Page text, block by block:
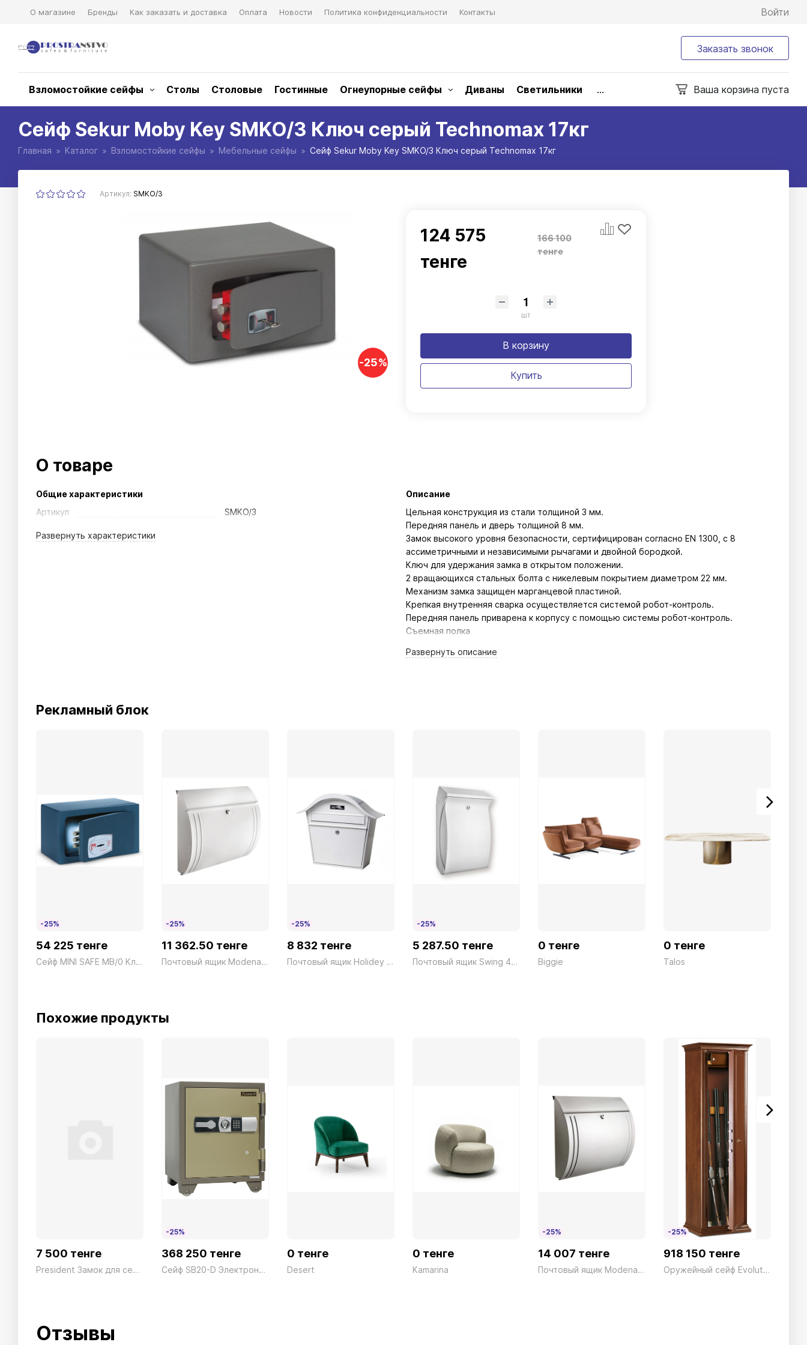
О магазине Бренды Как заказать и доставка Оплата Новости Политика конфиденциальности Контакты Войти
Заказать звонок
Взломостойкие сейфы Столы Столовые Гостинные Огнеупорные сейфы Диваны Светильники ... Ваша корзина пуста
Сейф Sekur Moby Key SMKO/3 Ключ серый Technomax 17кг
Главная Каталог Взломостойкие сейфы Мебельные сейфы Сейф Sekur Moby Key SMKO/3 Ключ серый Technomax 17кг
Артикул: SMKO/3
-25%
124 575
тенге
166 100
тенге
шт
В корзину
Купить
О товаре
Общие характеристики
Артикул
SMKO/3
Развернуть характеристики
Описание
Цельная конструкция из стали толщиной 3 мм.
Передняя панель и дверь толщиной 8 мм.
Замок высокого уровня безопасности, сертифицирован согласно EN 1300, с 8
ассиметричными и независимыми рычагами и двойной бородкой.
Ключ для удержания замка в открытом положении.
2 вращающихся стальных болта с никелевым покрытием диаметром 22 мм.
Механизм замка защищен марганцевой пластиной.
Крепкая внутренняя сварка осуществляется системой робот-контроль.
Передняя панель приварена к корпусу с помощью системы робот-контроль.
Съемная полка
Предусмотрены специальные крепежные болты.
ширина(мм) - 340
глубина(мм) - 240
Развернуть описание
Рекламный блок
-25%
54 225 тенге
Сейф MINI SAFE MB/0 Ключ синий Technomax 4кг
-25%
11 362.50 тенге
Почтовый ящик Modena 857 W
-25%
8 832 тенге
Почтовый ящик Holidey 5842 W
-25%
5 287.50 тенге
Почтовый ящик Swing 4905 W
0 тенге
Biggie
0 тенге
Talos
Похожие продукты
7 500 тенге
President Замок для сейфа серии SS
-25%
368 250 тенге
Сейф SB20-D Электронный President ш530*г522*в675 110кг
0 тенге
Desert
0 тенге
Kamarina
-25%
14 007 тенге
Почтовый ящик Modena 3857 NI
-25%
918 150 тенге
Оружейный сейф Evolution EHC/1500FT Ключ дерево 7 стволов Technomax 100кг
Отзывы